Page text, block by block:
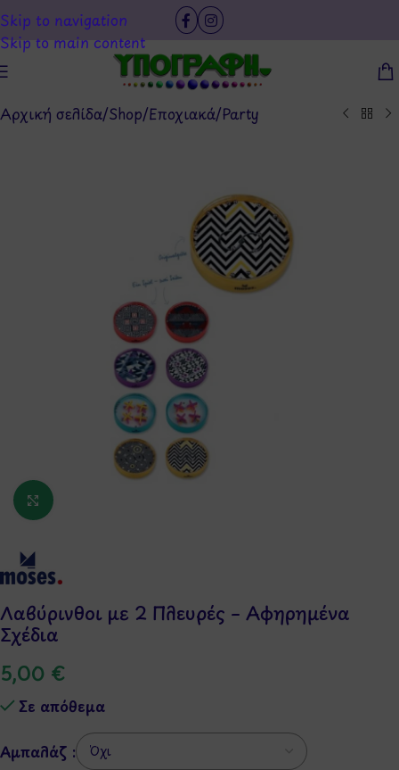
Skip to navigation
Skip to main content
Αρχική σελίδα/Shop/Εποχιακά/Party
Κάντε κλικ για μεγέθυνση
Λαβύρινθοι με 2 Πλευρές – Αφηρημένα
Σχέδια
5,00 €
Σε απόθεμα
Αμπαλάζ :